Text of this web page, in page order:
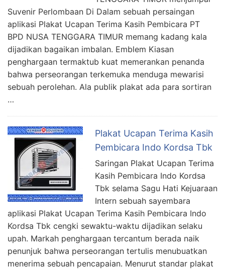
Suvenir Perlombaan Di Dalam sebuah persaingan
aplikasi Plakat Ucapan Terima Kasih Pembicara PT
BPD NUSA TENGGARA TIMUR memang kadang kala
dijadikan bagaikan imbalan. Emblem Kiasan
penghargaan termaktub kuat memerankan penanda
bahwa perseorangan terkemuka menduga mewarisi
sebuah perolehan. Ala publik plakat ada para sortiran
…
Plakat Ucapan Terima Kasih
Pembicara Indo Kordsa Tbk
Saringan Plakat Ucapan Terima
Kasih Pembicara Indo Kordsa
Tbk selama Sagu Hati Kejuaraan
Intern sebuah sayembara
aplikasi Plakat Ucapan Terima Kasih Pembicara Indo
Kordsa Tbk cengki sewaktu-waktu dijadikan selaku
upah. Markah penghargaan tercantum berada naik
penunjuk bahwa perseorangan tertulis menubuatkan
menerima sebuah pencapaian. Menurut standar plakat